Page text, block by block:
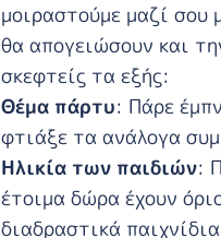
μοιραστούμε μαζί σου
θα απογειώσουν και
σκεφτείς τα εξής:
Θέμα πάρτυ: Πάρε
φτιάξε τα ανάλογα
Ηλικία των παιδιών:
έτοιμα δώρα έχουν
διαδραστικά